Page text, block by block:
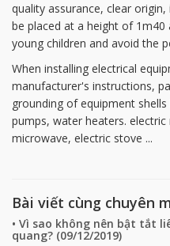
quality assurance, clear
be placed at a height of
young children and avoid the
When installing electrical
manufacturer's instructions,
grounding of equipment
pumps, water heaters.
microwave, electric stove ...
Bài viết cùng chuyên
• Vì sao không nên bật tắt
quang? (09/12/2019)